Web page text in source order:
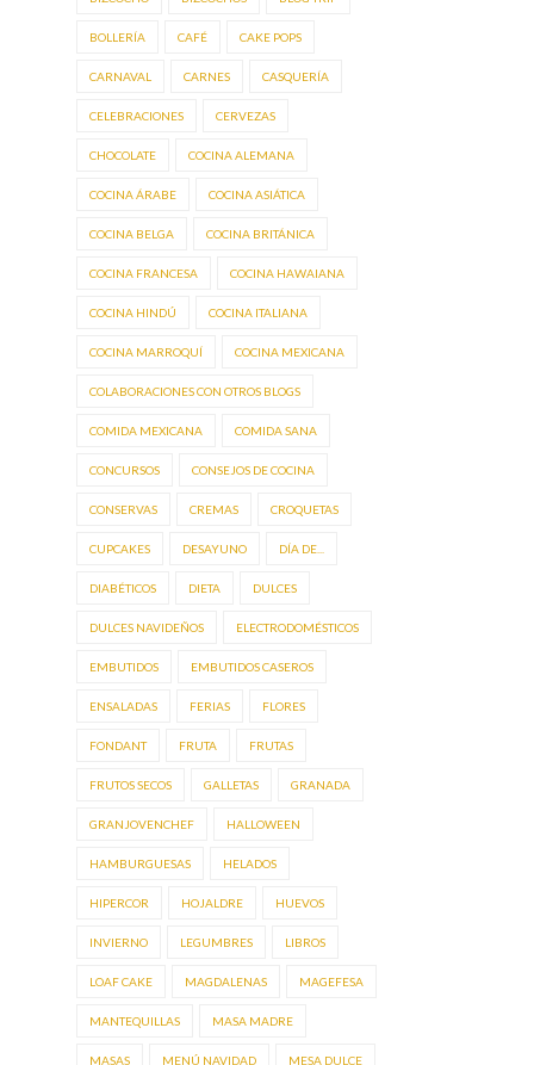
BOLLERÍA CAFÉ CAKE POPS
CARNAVAL CARNES CASQUERÍA
CELEBRACIONES CERVEZAS
CHOCOLATE COCINA ALEMANA
COCINA ÁRABE COCINA ASIÁTICA
COCINA BELGA COCINA BRITÁNICA
COCINA FRANCESA COCINA HAWAIANA
COCINA HINDÚ COCINA ITALIANA
COCINA MARROQUÍ COCINA MEXICANA
COLABORACIONES CON OTROS BLOGS
COMIDA MEXICANA COMIDA SANA
CONCURSOS CONSEJOS DE COCINA
CONSERVAS CREMAS CROQUETAS
CUPCAKES DESAYUNO DÍA DE...
DIABÉTICOS DIETA DULCES
DULCES NAVIDEÑOS ELECTRODOMÉSTICOS
EMBUTIDOS EMBUTIDOS CASEROS
ENSALADAS FERIAS FLORES
FONDANT FRUTA FRUTAS
FRUTOS SECOS GALLETAS GRANADA
GRANJOVENCHEF HALLOWEEN
HAMBURGUESAS HELADOS
HIPERCOR HOJALDRE HUEVOS
INVIERNO LEGUMBRES LIBROS
LOAF CAKE MAGDALENAS MAGEFESA
MANTEQUILLAS MASA MADRE
MASAS MENÚ NAVIDAD MESA DULCE